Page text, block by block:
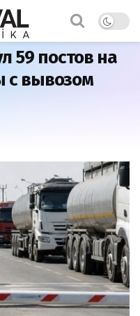
59 постов на
с вывозом